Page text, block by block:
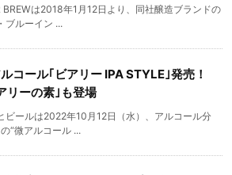
BREWは2018年1月12日より、同社醸造ブランドの
ブルーイン ...
コール｢ビアリー IPA STYLE｣発売！
リーの素｣も登場
ビールは2022年10月12日（水）、アルコール分
“微アルコール ...